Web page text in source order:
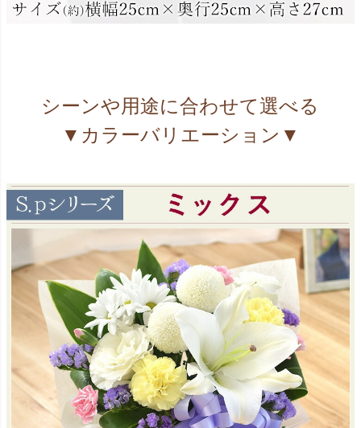
シーンや用途に合わせて選べる
▼カラーバリエーション▼